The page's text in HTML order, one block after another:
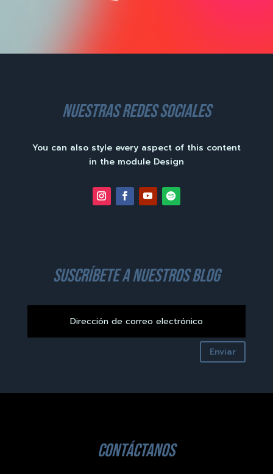
nuestras redes sociales
You can also style every aspect of this content
in the module Design
suscríbete a nuestros blog
Enviar
contáctanos